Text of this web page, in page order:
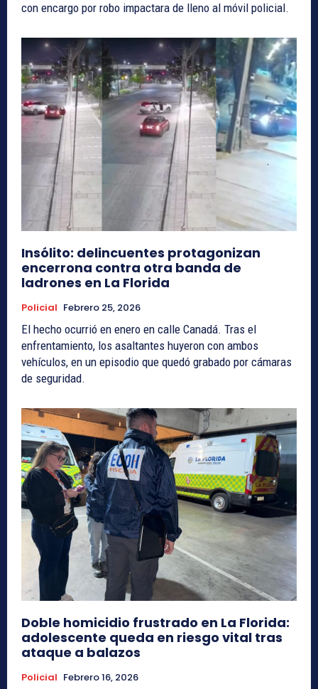
con encargo por robo impactara de lleno al móvil policial.
Insólito: delincuentes protagonizan
encerrona contra otra banda de
ladrones en La Florida
Policial Febrero 25, 2026
El hecho ocurrió en enero en calle Canadá. Tras el
enfrentamiento, los asaltantes huyeron con ambos
vehículos, en un episodio que quedó grabado por cámaras
de seguridad.
Doble homicidio frustrado en La Florida:
adolescente queda en riesgo vital tras
ataque a balazos
Policial Febrero 16, 2026